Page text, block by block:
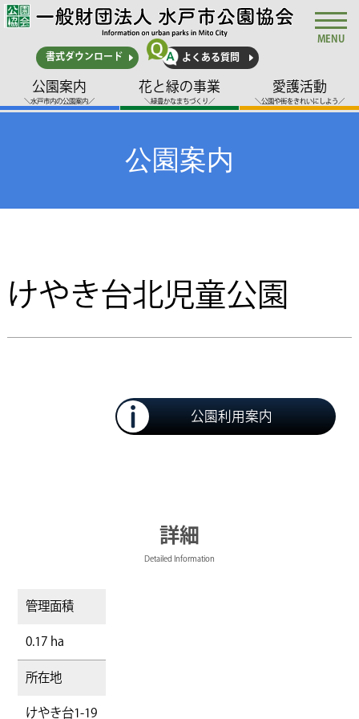
書式ダウンロード よくある質問
公園案内
＼水戸市内の公園案内／
花と緑の事業
＼緑豊かなまちづくり／
愛護活動
＼公園や街をきれいにしよう／
MENU
公園案内
けやき台北児童公園
公園利用案内
詳細
Detailed Information
管理面積
0.17 ha
所在地
けやき台1-19